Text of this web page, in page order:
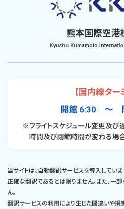
熊本国際空港
Kyushu Kumamoto
【国内線ター
開館 6:30 〜
※フライトスケジュール変更及び
時間及び閉館時間が変わる場合
当サイトは、自動翻訳サービスを導入してい
正確な翻訳であるとは限りません。また、一
ん。
翻訳サービスの利用により生じた間違いや損